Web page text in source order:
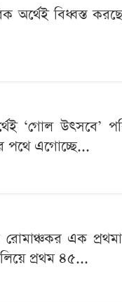
অর্থেই বিধ্বস্ত
‘গোল উৎসবে’
পথে এগোচ্ছে...
এক
প্রথম ৪৫...